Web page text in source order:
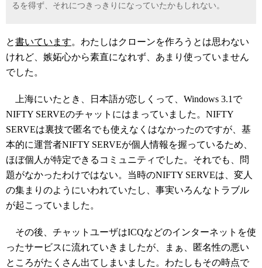
るを得ず、それにつきっきりになっていたかもしれない。
と書いています。わたしはクローンを作ろうとは思わない
けれど、嫉妬心から素直になれず、あまり使っていません
でした。
上海にいたとき、日本語が恋しくって、Windows 3.1で
NIFTY SERVEのチャットにはまっていました。NIFTY
SERVEは裏技で匿名でも使えなくはなかったのですが、基
本的に運営者NIFTY SERVEが個人情報を握っているため、
ほぼ個人が特定できるコミュニティでした。それでも、問
題がなかったわけではない。当時のNIFTY SERVEは、変人
の集まりのようにいわれていたし、事実いろんなトラブル
が起こっていました。
その後、チャットユーザはICQなどのインターネットを使
ったサービスに流れていきましたが、まぁ、匿名性の悪い
ところがたくさん出てしまいました。わたしもその時点で